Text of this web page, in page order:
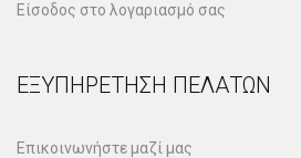
Είσοδος στο λογαριασμό σας
ΕΞΥΠΗΡΈΤΗΣΗ ΠΕΛΑΤΏΝ
Επικοινωνήστε μαζί μας